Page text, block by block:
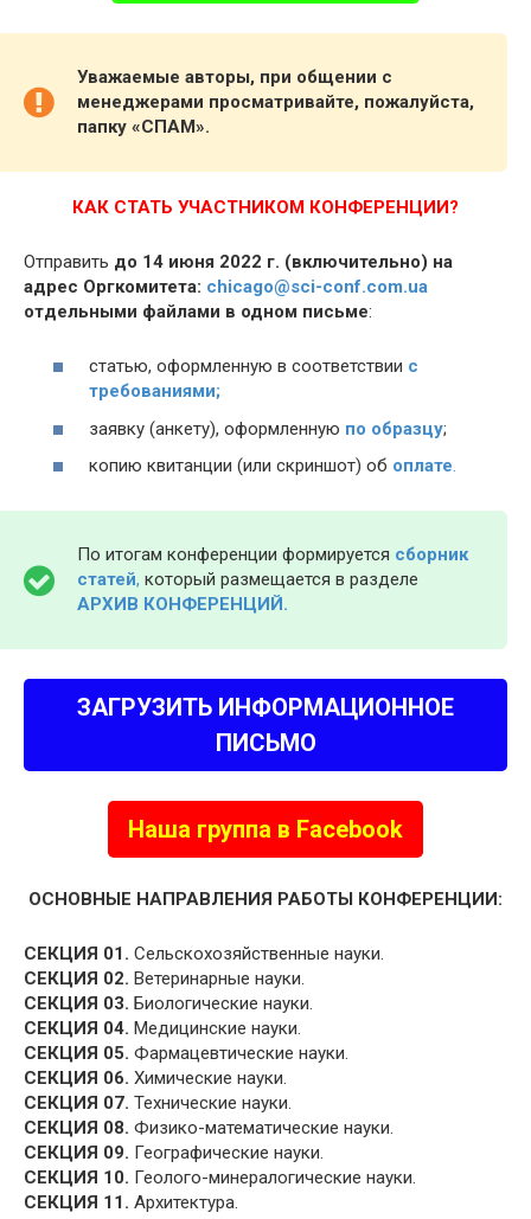
Уважаемые авторы, при общении с
менеджерами просматривайте, пожалуйста,
папку «СПАМ».
КАК СТАТЬ УЧАСТНИКОМ КОНФЕРЕНЦИИ?
Отправить до 14 июня 2022 г. (включительно) на
адрес Оргкомитета: chicago@sci-conf.com.ua
отдельными файлами в одном письме:
статью, оформленную в соответствии с
требованиями;
заявку (анкету), оформленную по образцу;
копию квитанции (или скриншот) об оплате.
По итогам конференции формируется сборник
статей, который размещается в разделе
АРХИВ КОНФЕРЕНЦИЙ.
ЗАГРУЗИТЬ ИНФОРМАЦИОННОЕ
ПИСЬМО
Наша группа в Facebook
ОСНОВНЫЕ НАПРАВЛЕНИЯ РАБОТЫ КОНФЕРЕНЦИИ:
СЕКЦИЯ 01. Сельскохозяйственные науки.
СЕКЦИЯ 02. Ветеринарные науки.
СЕКЦИЯ 03. Биологические науки.
СЕКЦИЯ 04. Медицинские науки.
СЕКЦИЯ 05. Фармацевтические науки.
СЕКЦИЯ 06. Химические науки.
СЕКЦИЯ 07. Технические науки.
СЕКЦИЯ 08. Физико-математические науки.
СЕКЦИЯ 09. Географические науки.
СЕКЦИЯ 10. Геолого-минералогические науки.
СЕКЦИЯ 11. Архитектура.